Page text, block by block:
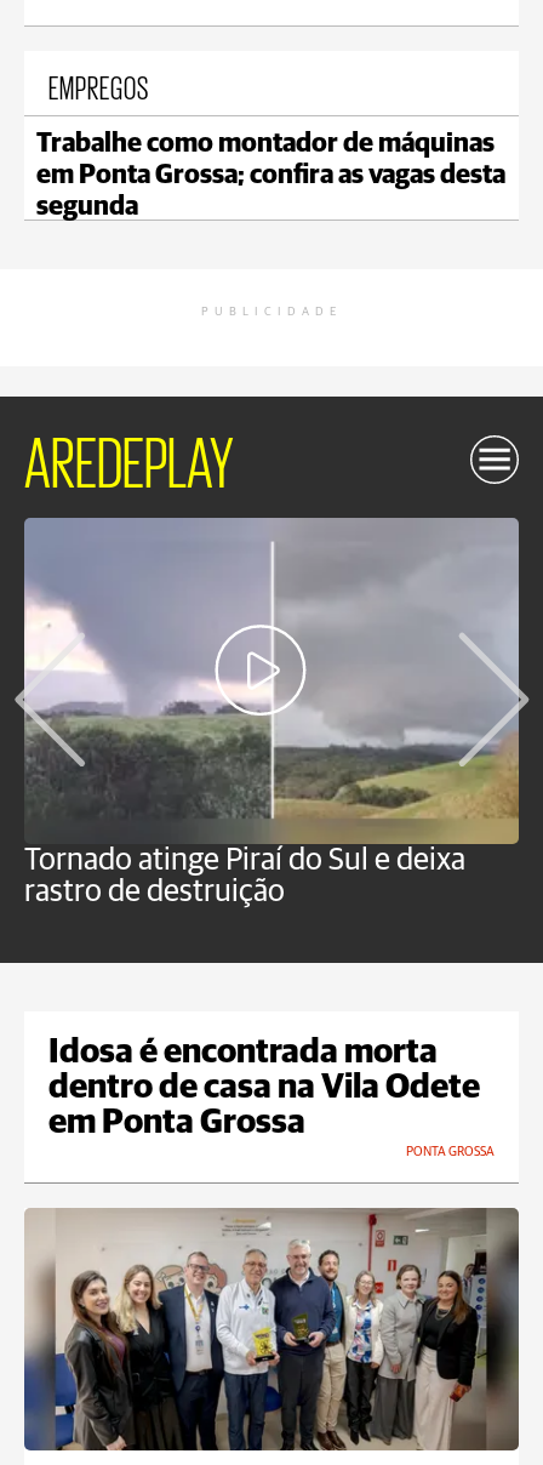
EMPREGOS
Trabalhe como montador de máquinas
em Ponta Grossa; confira as vagas desta
segunda
PUBLICIDADE
AREDEPLAY
Tornado atinge Piraí do Sul e deixa
rastro de destruição
Idosa é encontrada morta
dentro de casa na Vila Odete
em Ponta Grossa
PONTA GROSSA